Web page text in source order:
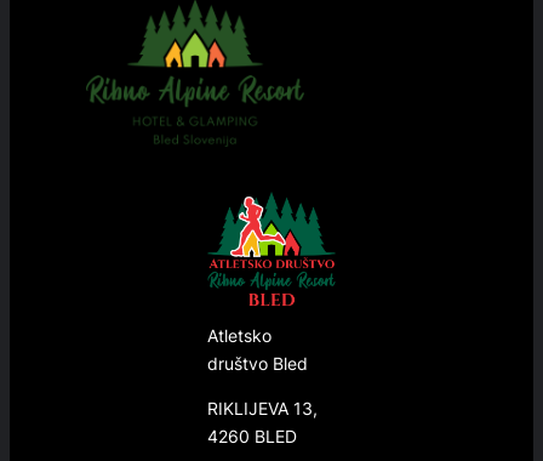
Atletsko
društvo Bled
RIKLIJEVA 13,
4260 BLED